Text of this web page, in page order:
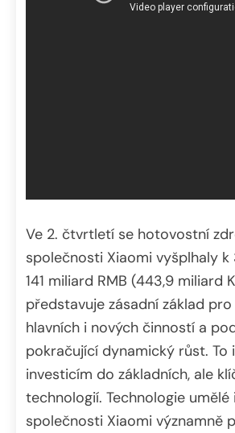
Ve 2. čtvrtletí se hotovostní
společnosti Xiaomi vyšplhaly k
141 miliard RMB (443,9 miliard
představuje zásadní základ
hlavních i nových činností a
pokračující dynamický růst. To
investicím do základních, ale
technologií. Technologie umělé
společnosti Xiaomi významně